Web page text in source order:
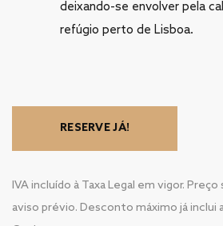
deixando-se envolver pela
refúgio perto de Lisboa.
RESERVE JÁ!
IVA incluído à Taxa Legal em vigor.
aviso prévio. Desconto máximo já inclui